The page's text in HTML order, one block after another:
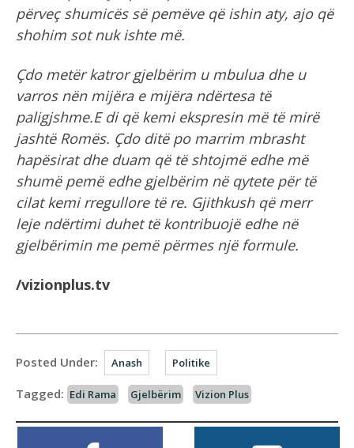
përveç shumicës së pemëve që ishin aty, ajo që
shohim sot nuk ishte më.
Çdo metër katror gjelbërim u mbulua dhe u
varros nën mijëra e mijëra ndërtesa të
paligjshme.E di që kemi ekspresin më të mirë
jashtë Romës. Çdo ditë po marrim mbrasht
hapësirat dhe duam që të shtojmë edhe më
shumë pemë edhe gjelbërim në qytete për të
cilat kemi rregullore të re. Gjithkush që merr
leje ndërtimi duhet të kontribuojë edhe në
gjelbërimin me pemë përmes një formule.
/vizionplus.tv
Posted Under: Anash Politike
Tagged: Edi Rama Gjelbërim Vizion Plus